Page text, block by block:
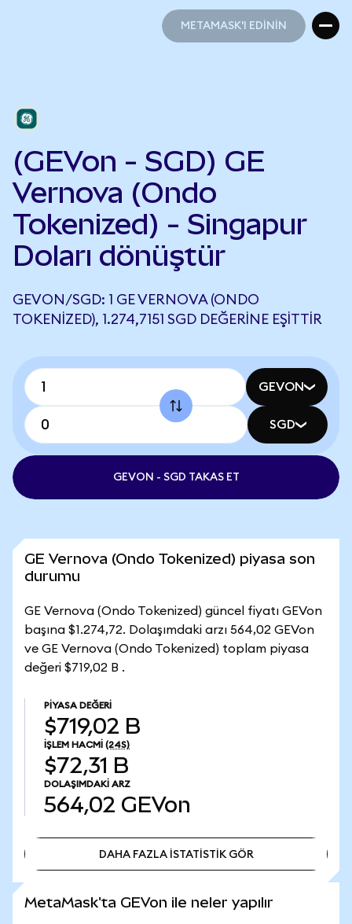
METAMASK'I EDİNİN
(GEVon - SGD) GE
Vernova (Ondo
Tokenized) - Singapur
Doları dönüştür
GEVON/SGD: 1 GE VERNOVA (ONDO
TOKENIZED), 1.274,7151 SGD DEĞERINE EŞITTIR
GEVON
SGD
GEVON - SGD TAKAS ET
GE Vernova (Ondo Tokenized) piyasa son
durumu
GE Vernova (Ondo Tokenized) güncel fiyatı GEVon
başına $1.274,72. Dolaşımdaki arzı 564,02 GEVon
ve GE Vernova (Ondo Tokenized) toplam piyasa
değeri $719,02 B .
PIYASA DEĞERI
$719,02 B
İŞLEM HACMI (24S)
$72,31 B
DOLAŞIMDAKI ARZ
564,02 GEVon
DAHA FAZLA İSTATİSTİK GÖR
MetaMask'ta GEVon ile neler yapılır